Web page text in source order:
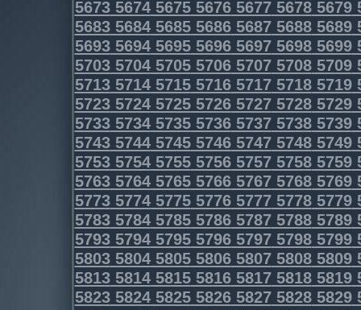
5673567456755676567756785679
5683568456855686568756885689
5693569456955696569756985699
5703570457055706570757085709
5713571457155716571757185719
5723572457255726572757285729
5733573457355736573757385739
5743574457455746574757485749
5753575457555756575757585759
5763576457655766576757685769
5773577457755776577757785779
5783578457855786578757885789
5793579457955796579757985799
5803580458055806580758085809
5813581458155816581758185819
5823582458255826582758285829